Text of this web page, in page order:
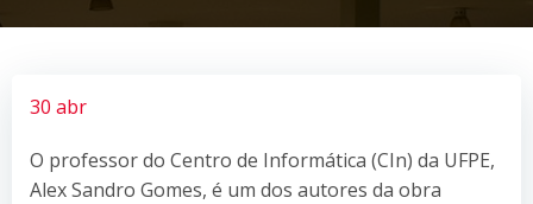
30 abr
O professor do Centro de Informática (CIn) da UFPE,
Alex Sandro Gomes, é um dos autores da obra